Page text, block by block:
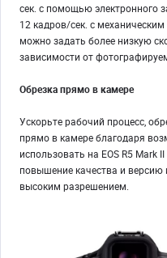
сек. с помощью электронного
12 кадров/сек. с
можно задать более низкую
зависимости от
Обрезка прямо в камере
Ускорьте рабочий процесс,
прямо в камере благодаря
использовать на EOS R5 Mark
повышение качества и версию
высоким разрешением.